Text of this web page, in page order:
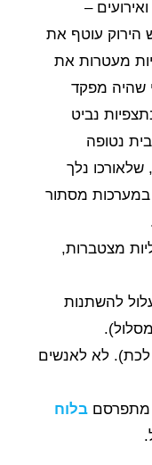
–
הירוק עוטף את
מעטרות את
שהיה מפקד
נביט
נטופה
שלאורכו נלך
מסתור
13 ק"מ, 260 מ' עליות מצטברות,
להשתנות
– 12 (למיטיבי לכת). לא לאנשים
מתפרסםבלוח